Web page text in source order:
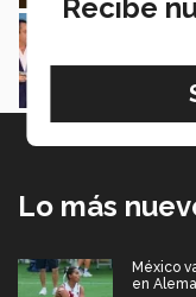
Lidera
Mérito
Myrna
Lo más
México
en
Recibe